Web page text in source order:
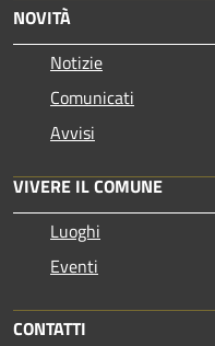
NOVITÀ
Notizie
Comunicati
Avvisi
VIVERE IL COMUNE
Luoghi
Eventi
CONTATTI